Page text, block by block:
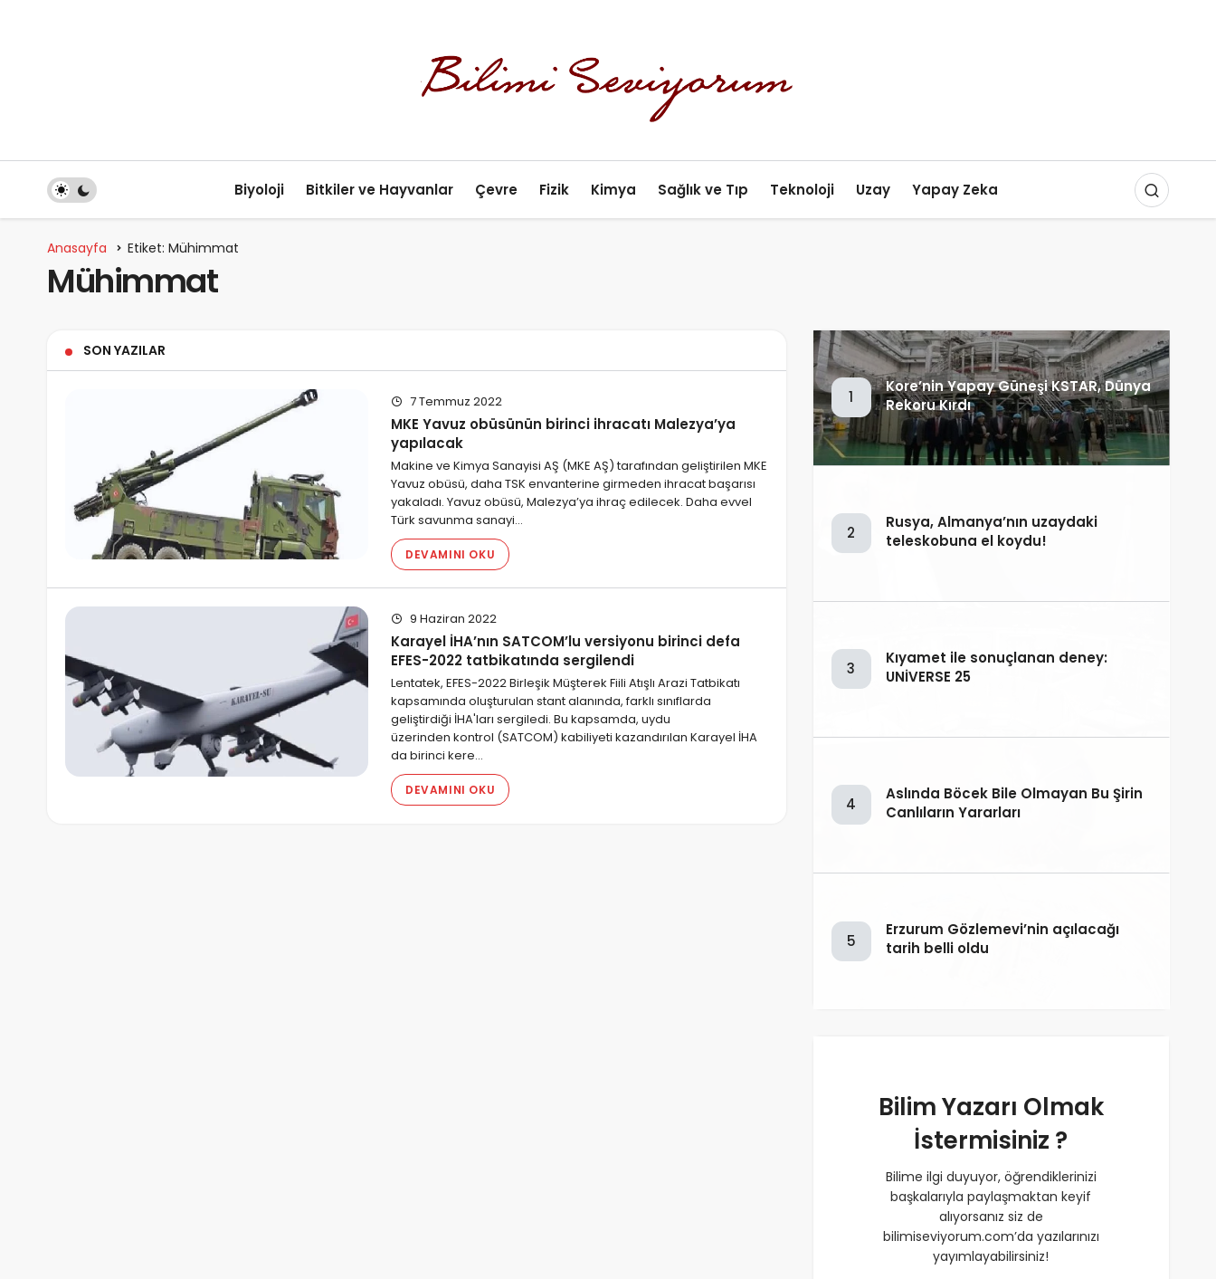
Biyoloji Bitkiler ve Hayvanlar Çevre Fizik Kimya Sağlık ve Tıp Teknoloji Uzay Yapay Zeka
Anasayfa Etiket: Mühimmat
Mühimmat
SON YAZILAR
7 Temmuz 2022
MKE Yavuz obüsünün birinci ihracatı Malezya’ya
yapılacak
Makine ve Kimya Sanayisi AŞ (MKE AŞ) tarafından geliştirilen MKE
Yavuz obüsü, daha TSK envanterine girmeden ihracat başarısı
yakaladı. Yavuz obüsü, Malezya’ya ihraç edilecek. Daha evvel
Türk savunma sanayi…
DEVAMINI OKU
9 Haziran 2022
Karayel İHA’nın SATCOM’lu versiyonu birinci defa
EFES-2022 tatbikatında sergilendi
Lentatek, EFES-2022 Birleşik Müşterek Fiili Atışlı Arazi Tatbikatı
kapsamında oluşturulan stant alanında, farklı sınıflarda
geliştirdiği İHA'ları sergiledi. Bu kapsamda, uydu
üzerinden kontrol (SATCOM) kabiliyeti kazandırılan Karayel İHA
da birinci kere…
DEVAMINI OKU
1
Kore’nin Yapay Güneşi KSTAR, Dünya
Rekoru Kırdı
2
Rusya, Almanya’nın uzaydaki
teleskobuna el koydu!
3
Kıyamet ile sonuçlanan deney:
UNİVERSE 25
4
Aslında Böcek Bile Olmayan Bu Şirin
Canlıların Yararları
5
Erzurum Gözlemevi’nin açılacağı
tarih belli oldu
Bilim Yazarı Olmak
İstermisiniz ?
Bilime ilgi duyuyor, öğrendiklerinizi
başkalarıyla paylaşmaktan keyif
alıyorsanız siz de
bilimiseviyorum.com’da yazılarınızı
yayımlayabilirsiniz!